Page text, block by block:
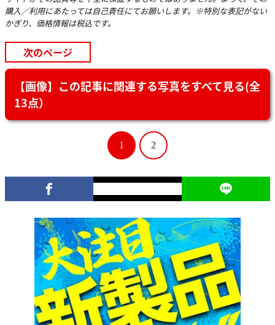
購入／利用にあたっては自己責任にてお願いします。※特別な表記がない
かぎり、価格情報は税込です。
次のページ
【画像】この記事に関連する写真をすべて見る(全
13点）
1 2